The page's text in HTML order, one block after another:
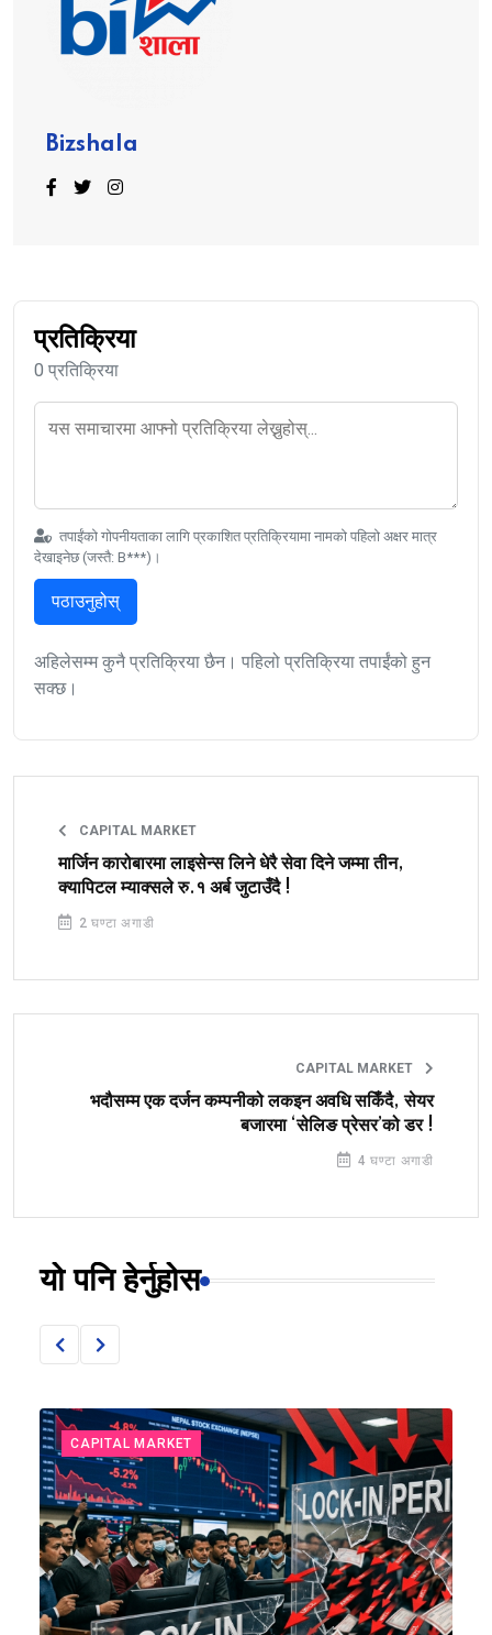
Bizshala
प्रतिक्रिया
0 प्रतिक्रिया
तपाईंको गोपनीयताका लागि प्रकाशित प्रतिक्रियामा नामको पहिलो अक्षर मात्र
देखाइनेछ (जस्तै: B***)।
पठाउनुहोस्
अहिलेसम्म कुनै प्रतिक्रिया छैन। पहिलो प्रतिक्रिया तपाईंको हुन
सक्छ।
CAPITAL MARKET
मार्जिन कारोबारमा लाइसेन्स लिने धेरै सेवा दिने जम्मा तीन,
क्यापिटल म्याक्सले रु.१ अर्ब जुटाउँदै !
2 घण्टा अगाडी
CAPITAL MARKET
भदौसम्म एक दर्जन कम्पनीको लकइन अवधि सकिँदै, सेयर
बजारमा ‘सेलिङ प्रेसर’को डर !
4 घण्टा अगाडी
यो पनि हेर्नुहोस
CAPITAL MARKET